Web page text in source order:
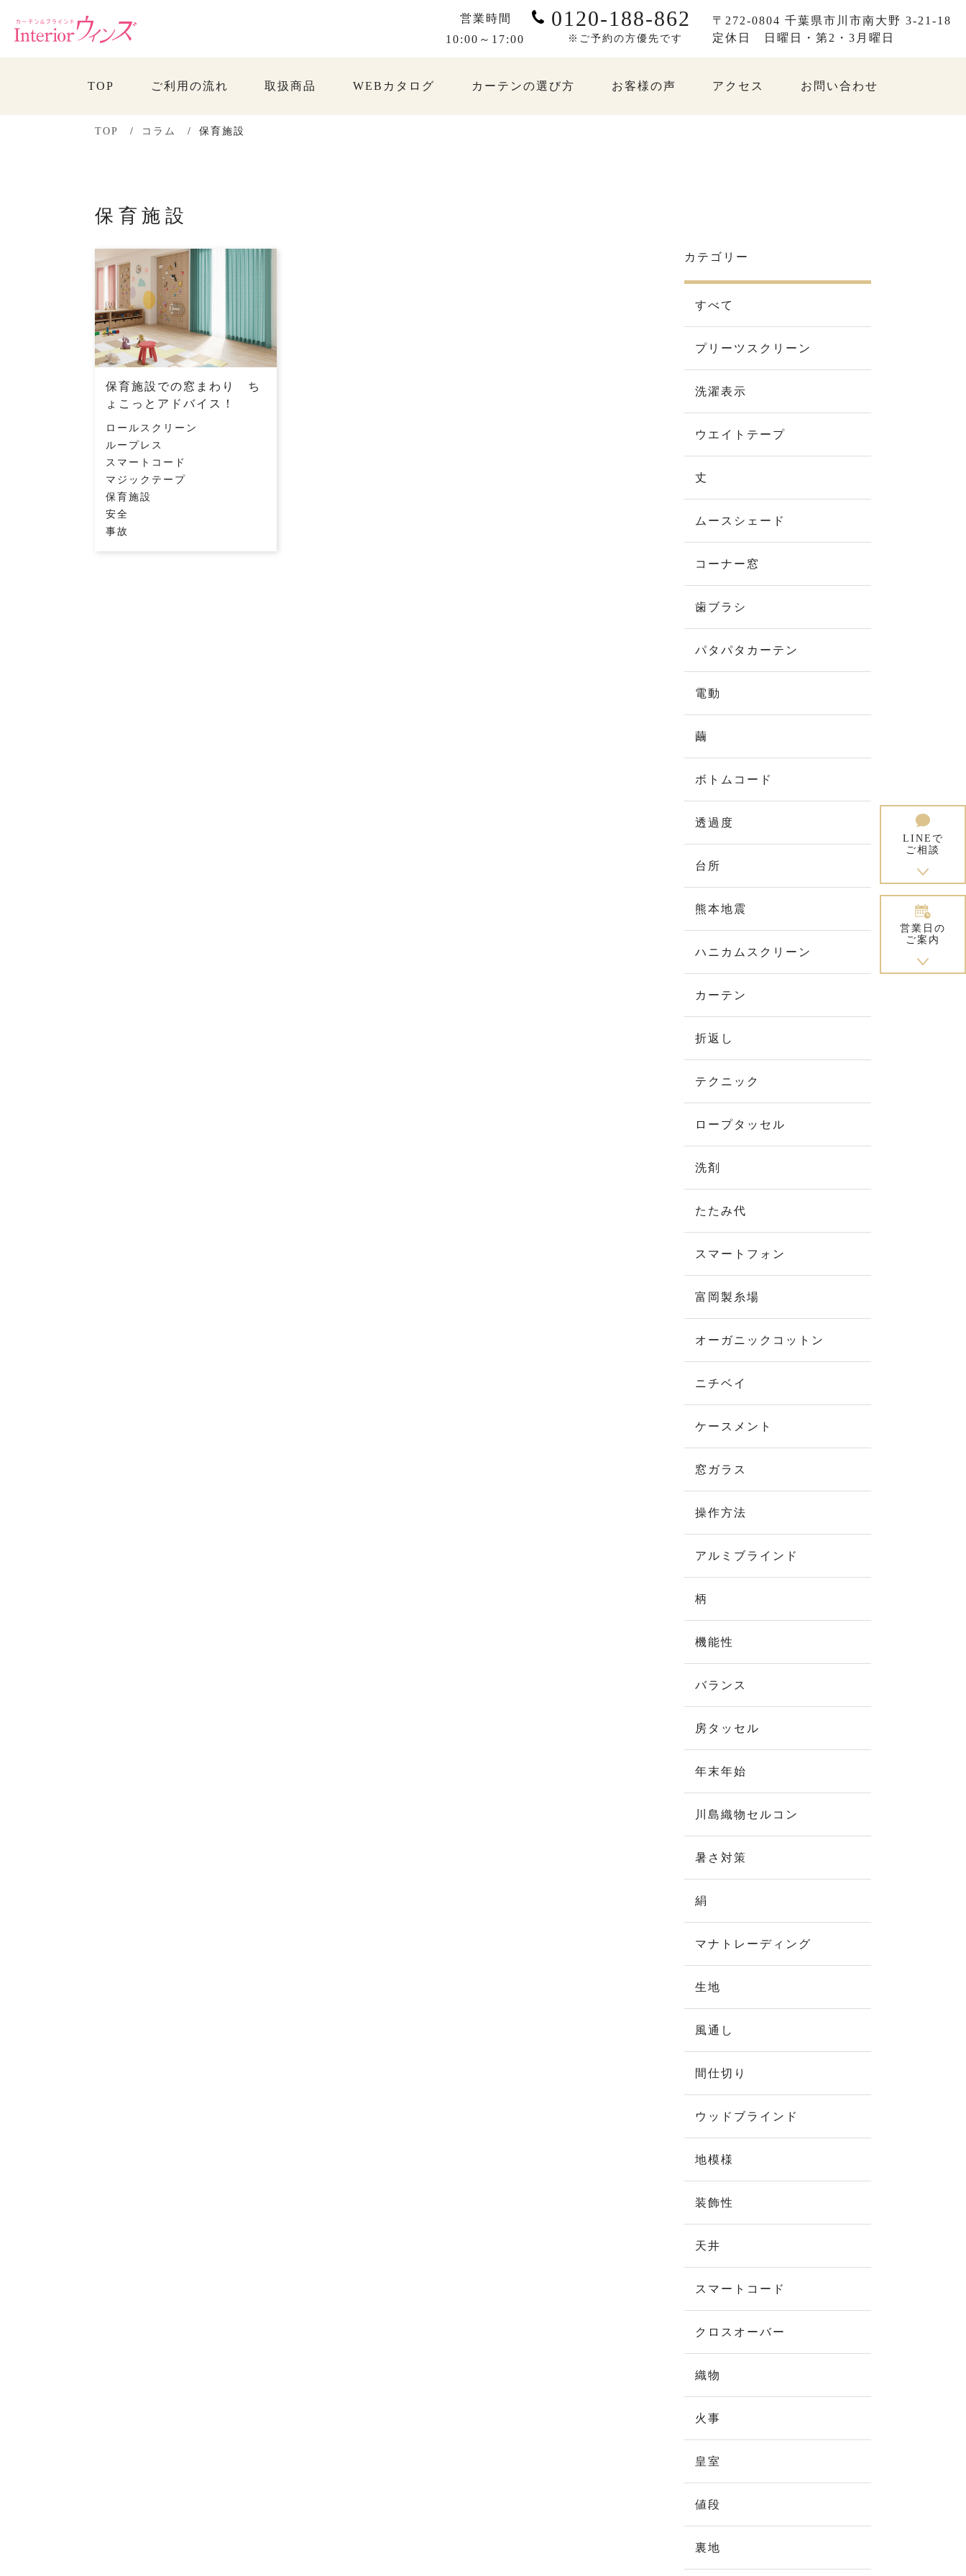
営業時間
10:00～17:00
0120-188-862
※ご予約の方優先です
〒272-0804 千葉県市川市南大野 3-21-18
定休日
日曜日・第2・3月曜日
TOP ご利用の流れ 取扱商品 WEBカタログ カーテンの選び方 お客様の声 アクセス お問い合わせ
LINEで
ご相談
営業日の
ご案内
TOP コラム 保育施設
保育施設
保育施設での窓まわり ち
ょこっとアドバイス！
ロールスクリーン
ループレス
スマートコード
マジックテープ
保育施設
安全
事故
カテゴリー
すべて
プリーツスクリーン
洗濯表示
ウエイトテープ
丈
ムースシェード
コーナー窓
歯ブラシ
パタパタカーテン
電動
繭
ボトムコード
透過度
台所
熊本地震
ハニカムスクリーン
カーテン
折返し
テクニック
ロープタッセル
洗剤
たたみ代
スマートフォン
富岡製糸場
オーガニックコットン
ニチベイ
ケースメント
窓ガラス
操作方法
アルミブラインド
柄
機能性
バランス
房タッセル
年末年始
川島織物セルコン
暑さ対策
絹
マナトレーディング
生地
風通し
間仕切り
ウッドブラインド
地模様
装飾性
天井
スマートコード
クロスオーバー
織物
火事
皇室
値段
裏地